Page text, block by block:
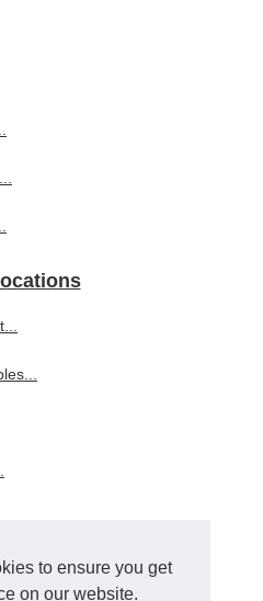
to ensure you get
on our website.